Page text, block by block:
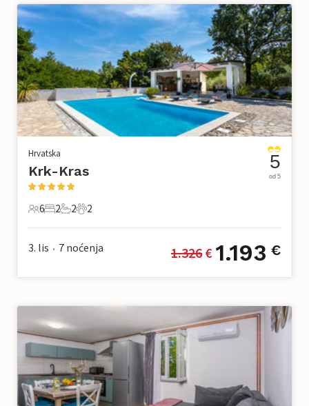
Hrvatska
Krk-Kras
6 Gosti
6
2 Spavaće sobe
2
2 Kupaonice
2
2 Kućni ljubimac
2
5
od 5
3. lis • 7 noćenja 1.326 € 1.193 €